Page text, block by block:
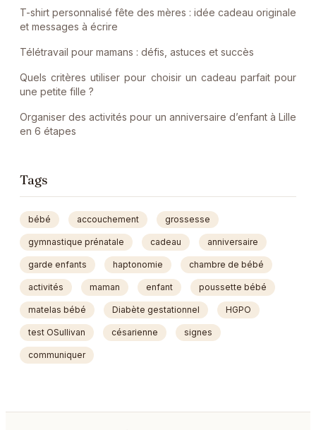
T-shirt personnalisé fête des mères : idée cadeau originale
et messages à écrire
Télétravail pour mamans : défis, astuces et succès
Quels critères utiliser pour choisir un cadeau parfait pour
une petite fille ?
Organiser des activités pour un anniversaire d’enfant à Lille
en 6 étapes
Tags
bébé accouchement grossesse
gymnastique prénatale cadeau anniversaire
garde enfants haptonomie chambre de bébé
activités maman enfant poussette bébé
matelas bébé Diabète gestationnel HGPO
test OSullivan césarienne signes
communiquer